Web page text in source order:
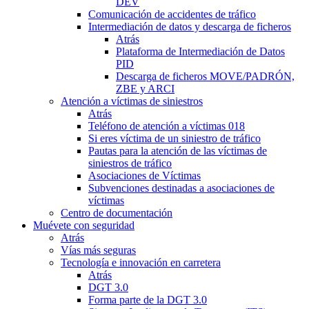
Comunicación de accidentes de tráfico
Intermediación de datos y descarga de ficheros
Atrás
Plataforma de Intermediación de Datos
PID
Descarga de ficheros MOVE/PADRÓN,
ZBE y ARCI
Atención a víctimas de siniestros
Atrás
Teléfono de atención a víctimas 018
Si eres víctima de un siniestro de tráfico
Pautas para la atención de las víctimas de
siniestros de tráfico
Asociaciones de Víctimas
Subvenciones destinadas a asociaciones de
víctimas
Centro de documentación
Muévete con seguridad
Atrás
Vías más seguras
Tecnología e innovación en carretera
Atrás
DGT 3.0
Forma parte de la DGT 3.0